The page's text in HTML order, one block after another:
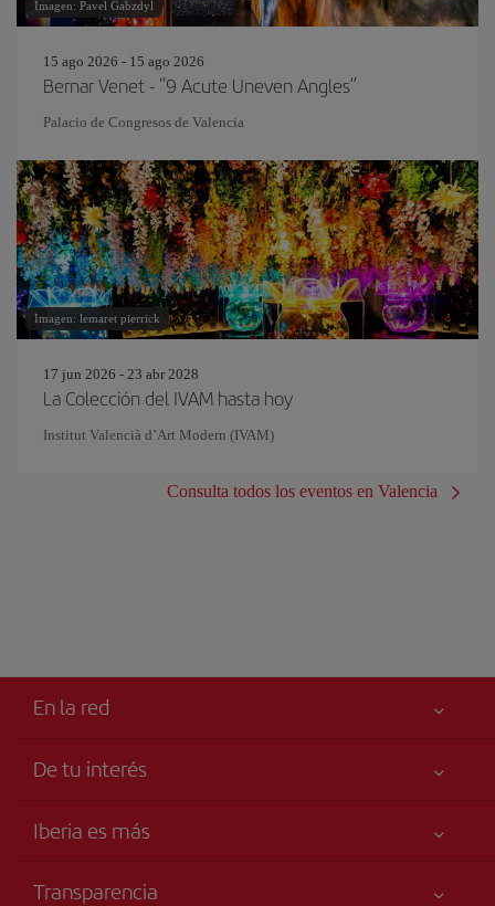
Imagen: Pavel Gabzdyl
15 ago 2026 - 15 ago 2026
Bernar Venet - “9 Acute Uneven Angles”
Palacio de Congresos de Valencia
Imagen: lemaret pierrick
17 jun 2026 - 23 abr 2028
La Colección del IVAM hasta hoy
Institut Valencià d’Art Modern (IVAM)
Consulta todos los eventos en Valencia
En la red
De tu interés
Accesibilidad
Iberia es más
Transparencia